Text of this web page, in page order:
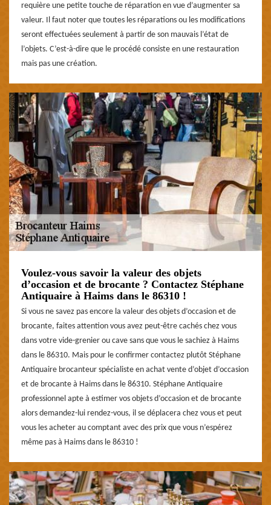
requière une petite touche de réparation en vue d’augmenter sa
valeur. Il faut noter que toutes les réparations ou les modifications
seront effectuées seulement à partir de son mauvais l’état de
l’objets. C’est-à-dire que le procédé consiste en une restauration
mais pas une création.
Voulez-vous savoir la valeur des objets
d’occasion et de brocante ? Contactez Stéphane
Antiquaire à Haims dans le 86310 !
Si vous ne savez pas encore la valeur des objets d’occasion et de
brocante, faites attention vous avez peut-être cachés chez vous
dans votre vide-grenier ou cave sans que vous le sachiez à Haims
dans le 86310. Mais pour le confirmer contactez plutôt Stéphane
Antiquaire brocanteur spécialiste en achat vente d’objet d’occasion
et de brocante à Haims dans le 86310. Stéphane Antiquaire
professionnel apte à estimer vos objets d’occasion et de brocante
alors demandez-lui rendez-vous, il se déplacera chez vous et peut
vous les acheter au comptant avec des prix que vous n’espérez
même pas à Haims dans le 86310 !